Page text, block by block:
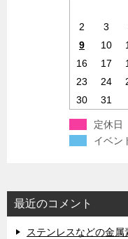
2
3
9
10
16
17
23
24
30
31
定休日
イベン
最近のコメント
ステンレスなどの金